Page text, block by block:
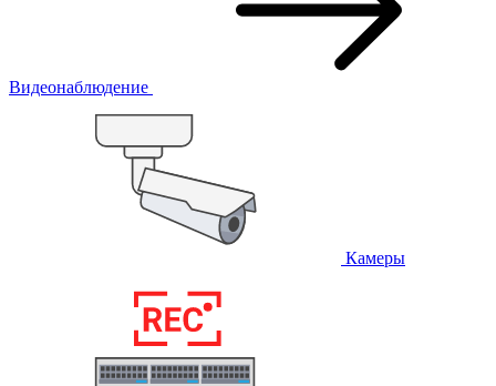
Видеонаблюдение
Камеры